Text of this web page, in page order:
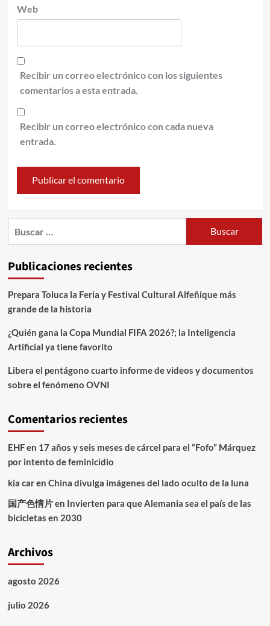
Web
Recibir un correo electrónico con los siguientes
comentarios a esta entrada.
Recibir un correo electrónico con cada nueva
entrada.
Publicaciones recientes
Prepara Toluca la Feria y Festival Cultural Alfeñique más
grande de la historia
¿Quién gana la Copa Mundial FIFA 2026?; la Inteligencia
Artificial ya tiene favorito
Libera el pentágono cuarto informe de videos y documentos
sobre el fenómeno OVNI
Comentarios recientes
EHFen 17 años y seis meses de cárcel para el “Fofo” Márquez
por intento de feminicidio
kia caren China divulga imágenes del lado oculto de la luna
国产色情片en Invierten para que Alemania sea el país de las
bicicletas en 2030
Archivos
agosto 2026
julio 2026